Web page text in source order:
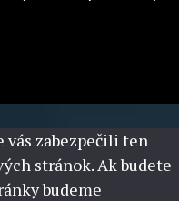
vás zabezpečili ten
stránok. Ak budete
budeme